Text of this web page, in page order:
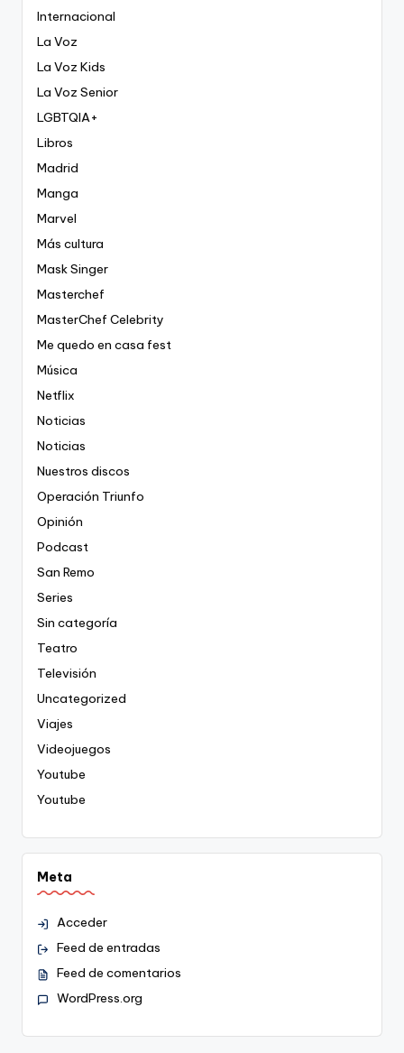
Internacional
La Voz
La Voz Kids
La Voz Senior
LGBTQIA+
Libros
Madrid
Manga
Marvel
Más cultura
Mask Singer
Masterchef
MasterChef Celebrity
Me quedo en casa fest
Música
Netflix
Noticias
Noticias
Nuestros discos
Operación Triunfo
Opinión
Podcast
San Remo
Series
Sin categoría
Teatro
Televisión
Uncategorized
Viajes
Videojuegos
Youtube
Youtube
Meta
Acceder
Feed de entradas
Feed de comentarios
WordPress.org